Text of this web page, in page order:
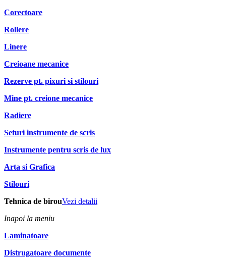
Corectoare
Rollere
Linere
Creioane mecanice
Rezerve pt. pixuri si stilouri
Mine pt. creione mecanice
Radiere
Seturi instrumente de scris
Instrumente pentru scris de lux
Arta si Grafica
Stilouri
Tehnica de birouVezi detalii
Inapoi la meniu
Laminatoare
Distrugatoare documente